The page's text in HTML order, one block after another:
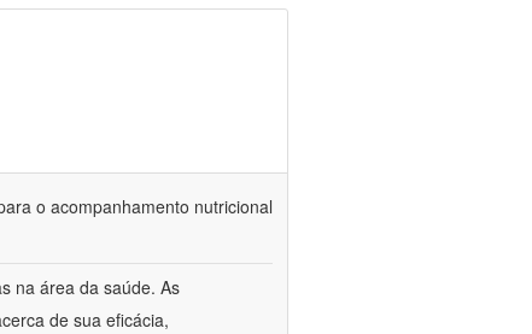
o acompanhamento nutricional
na área da saúde. As
de sua eficácia,